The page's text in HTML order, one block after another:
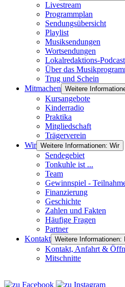
Livestream
Programmplan
Sendungsübersicht
Playlist
Musiksendungen
Wortsendungen
Lokalredaktions-
Über das
Trug und Schein
Mitmachen Weitere
Kursangebote
Kinderradio
Praktika
Mitgliedschaft
Trägerverein
Wir Weitere Informationen: Wir
Sendegebiet
Tonkuhle ist ...
Team
Gewinnspiel -
Finanzierung
Geschichte
Zahlen und Fakten
Häufige Fragen
Partner
Kontakt Weitere Informationen:
Kontakt, Anfahrt &
Mitschnitte